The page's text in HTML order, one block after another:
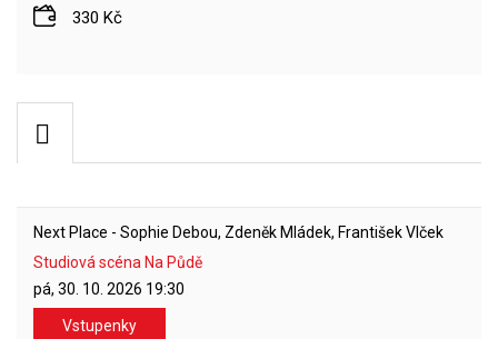
330 Kč
Next Place - Sophie Debou, Zdeněk Mládek, František Vlček
Studiová scéna Na Půdě
pá, 30. 10. 2026 19:30
Vstupenky